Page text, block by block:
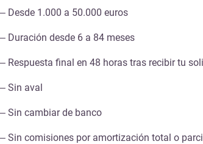
– Desde 1.000 a 50.000 euros
– Duración desde 6 a 84 meses
– Respuesta final en 48 horas tras recibir tu
– Sin aval
– Sin cambiar de banco
– Sin comisiones por amortización total o